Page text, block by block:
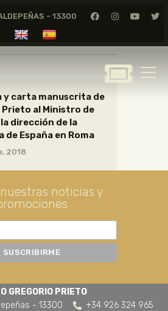
- 13300
MUSEO
GREGORIO
PRIETO
DE DIBUJO
y carta manuscrita de
al Ministro de
dirección de la
de España en Roma
2018
noticias y
GREGORIO PRIETO
- 13300
+34 926 324 965